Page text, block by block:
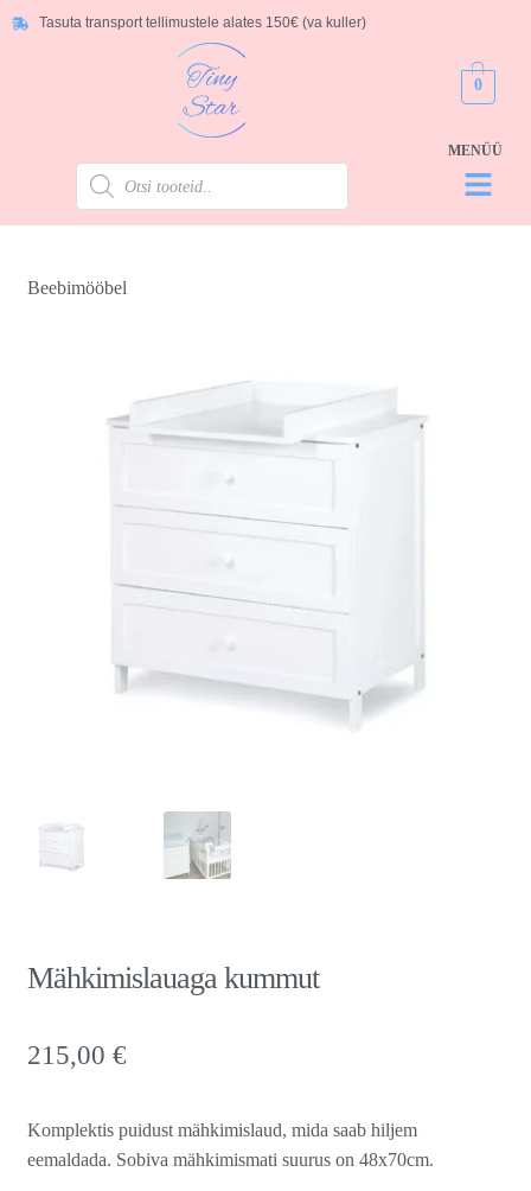
Tasuta transport tellimustele alates 150€ (va kuller)
0
Beebimööbel
Mähkimislauaga kummut
215,00 €
Komplektis puidust mähkimislaud, mida saab hiljem
eemaldada. Sobiva mähkimismati suurus on 48x70cm.